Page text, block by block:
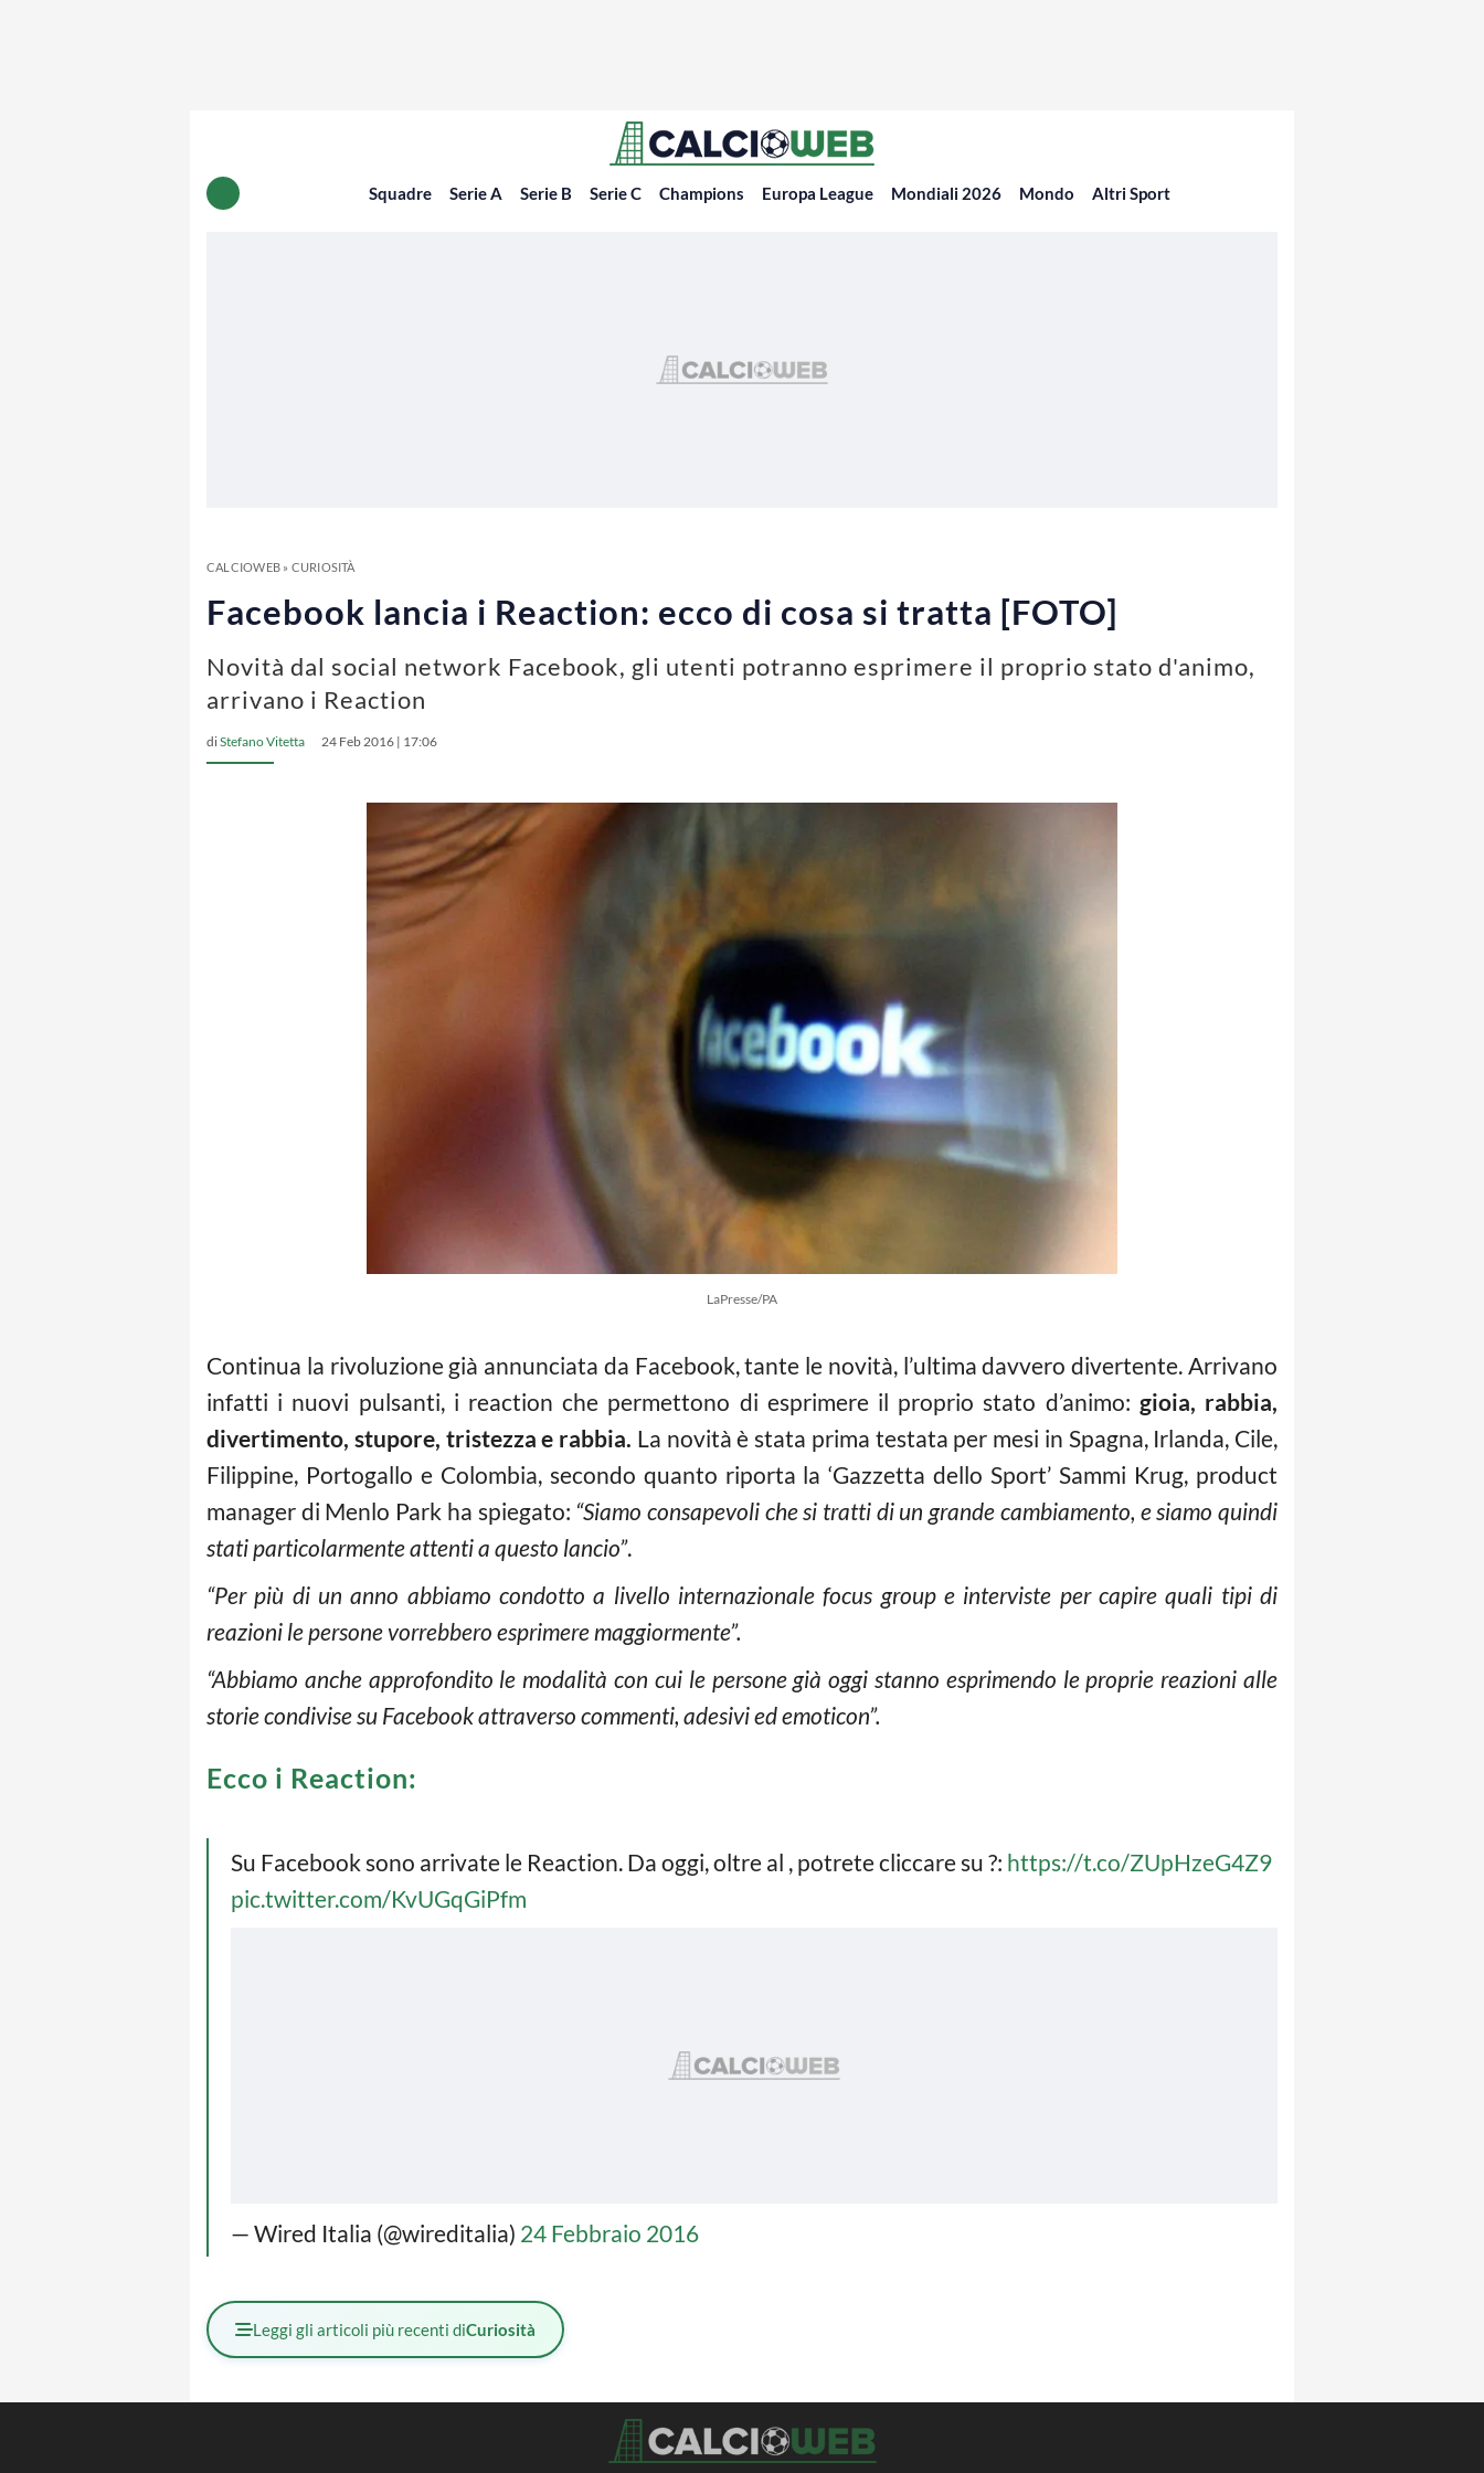
Squadre Serie A Serie B Serie C Champions Europa League Mondiali 2026 Mondo Altri Sport
CALCIOWEB» CURIOSITÀ
Facebook lancia i Reaction: ecco di cosa si tratta [FOTO]
Novità dal social network Facebook, gli utenti potranno esprimere il proprio stato d'animo,
arrivano i Reaction
diStefano Vitetta 24 Feb 2016 | 17:06
LaPresse/PA
Continua la rivoluzione già annunciata da Facebook, tante le novità, l’ultima davvero divertente. Arrivano
infatti i nuovi pulsanti, i reaction che permettono di esprimere il proprio stato d’animo: gioia, rabbia,
divertimento, stupore, tristezza e rabbia. La novità è stata prima testata per mesi in Spagna, Irlanda, Cile,
Filippine, Portogallo e Colombia, secondo quanto riporta la ‘Gazzetta dello Sport’ Sammi Krug, product
manager di Menlo Park ha spiegato: “Siamo consapevoli che si tratti di un grande cambiamento, e siamo quindi
stati particolarmente attenti a questo lancio”.
“Per più di un anno abbiamo condotto a livello internazionale focus group e interviste per capire quali tipi di
reazioni le persone vorrebbero esprimere maggiormente”.
“Abbiamo anche approfondito le modalità con cui le persone già oggi stanno esprimendo le proprie reazioni alle
storie condivise su Facebook attraverso commenti, adesivi ed emoticon”.
Ecco i Reaction:
Su Facebook sono arrivate le Reaction. Da oggi, oltre al , potrete cliccare su ?: https://t.co/ZUpHzeG4Z9
pic.twitter.com/KvUGqGiPfm
— Wired Italia (@wireditalia) 24 Febbraio 2016
Leggi gli articoli più recenti diCuriosità